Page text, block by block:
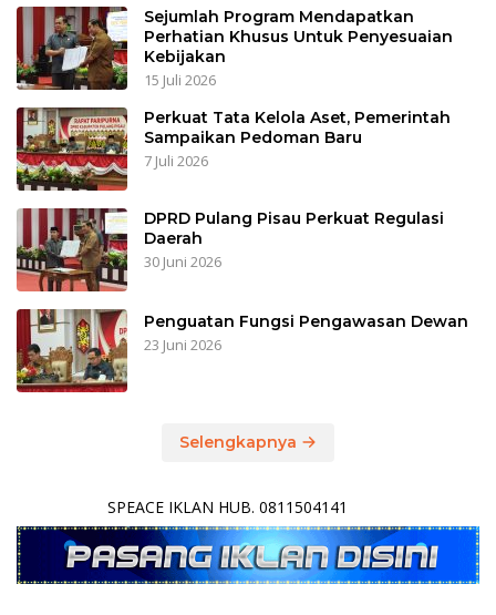
Sejumlah Program Mendapatkan
Perhatian Khusus Untuk Penyesuaian
Kebijakan
15 Juli 2026
Perkuat Tata Kelola Aset, Pemerintah
Sampaikan Pedoman Baru
7 Juli 2026
DPRD Pulang Pisau Perkuat Regulasi
Daerah
30 Juni 2026
Penguatan Fungsi Pengawasan Dewan
23 Juni 2026
Selengkapnya
SPEACE IKLAN HUB. 0811504141